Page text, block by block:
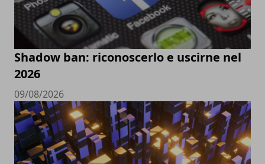
Shadow ban: riconoscerlo e uscirne nel
2026
09/08/2026